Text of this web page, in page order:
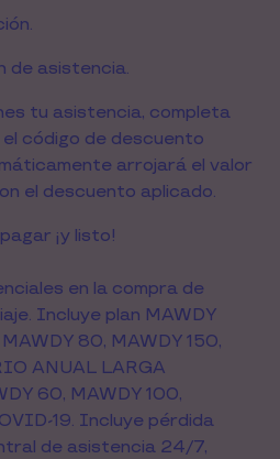
de asistencia.
tu asistencia, completa
código de descuento
arrojará el valor
el descuento aplicado.
¡y listo!
en la compra de
Incluye plan MAWDY
80, MAWDY 150,
ANUAL LARGA
60, MAWDY 100,
19. Incluye pérdida
de asistencia 24/7,